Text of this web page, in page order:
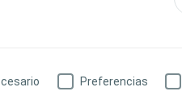
Preferencias
muchos tamaños